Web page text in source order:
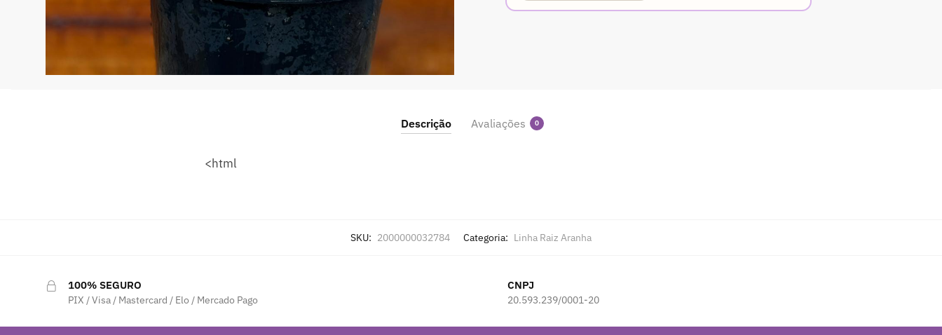
Descrição Avaliações 0
<html
SKU: 2000000032784 Categoria: Linha Raiz Aranha
100% SEGURO
PIX / Visa / Mastercard / Elo / Mercado Pago
CNPJ
20.593.239/0001-20